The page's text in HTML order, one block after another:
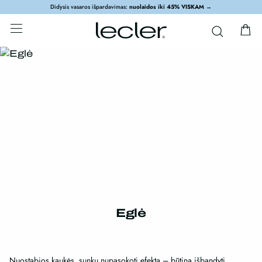
Didysis vasaros išpardavimas: nuolaidos iki 45% VISKAM →
Eglė